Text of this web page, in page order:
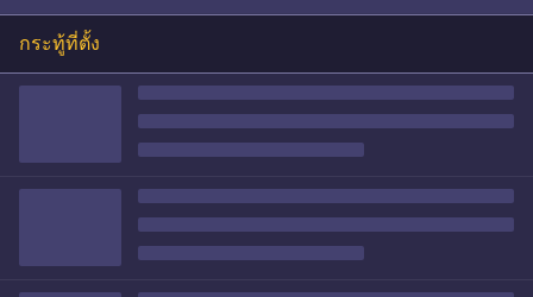
กระทู้ที่ตั้ง